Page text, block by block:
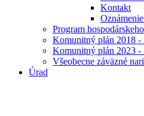
Kontakt
Program
Komunitný plán 2018 -
Komunitný plán 2023 -
Všeobecne záväzné
Úrad